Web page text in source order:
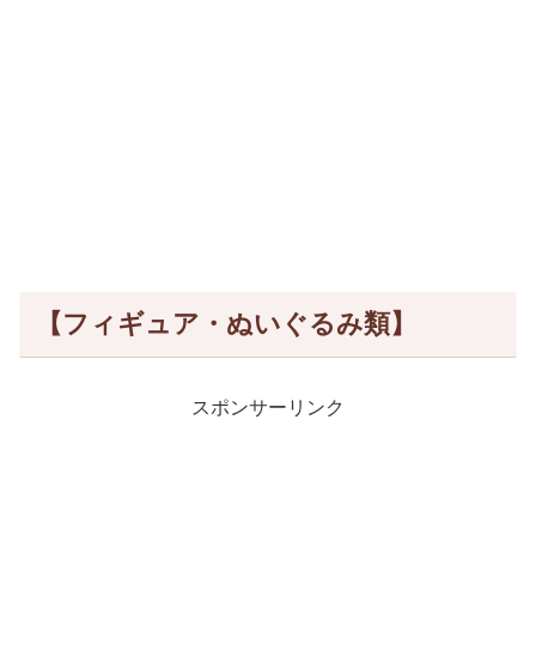
【フィギュア・ぬいぐるみ類】
スポンサーリンク